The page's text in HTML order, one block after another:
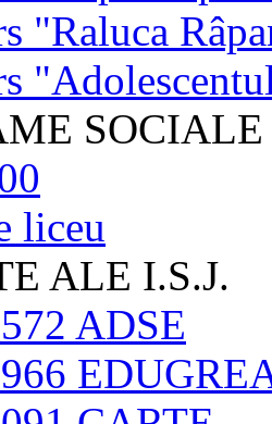
"Raluca
SOCIALE
liceu
ALE I.S.J.
ADSE